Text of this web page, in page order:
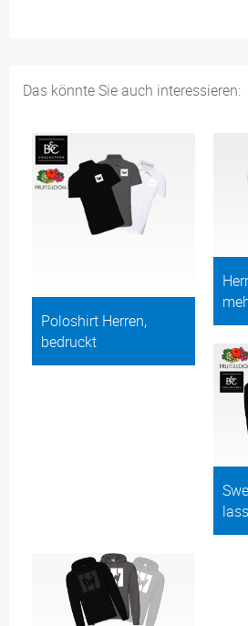
Das könnte Sie auch interessieren:
Poloshirt Herren,
bedruckt